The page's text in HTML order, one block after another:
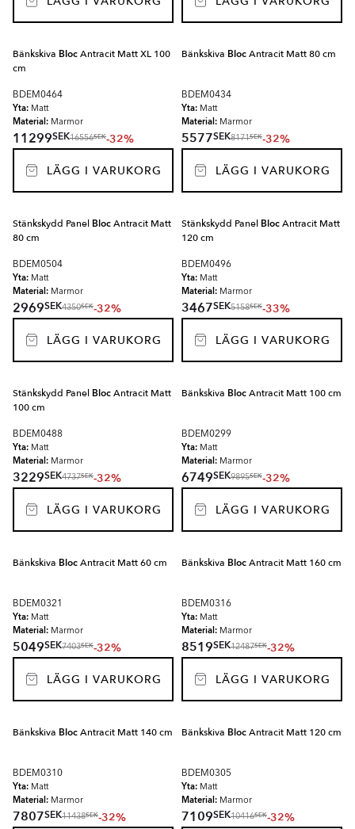
Bänkskiva BlocAntracit Matt XL 100
cm
BDEM0464
Yta: Matt
Material: Marmor
11299SEK16556SEK-32%
LÄGG I VARUKORG
Bänkskiva BlocAntracit Matt 80 cm
BDEM0434
Yta: Matt
Material: Marmor
5577SEK8171SEK-32%
LÄGG I VARUKORG
Stänkskydd Panel BlocAntracit Matt
80 cm
BDEM0504
Yta: Matt
Material: Marmor
2969SEK4350SEK-32%
LÄGG I VARUKORG
Stänkskydd Panel BlocAntracit Matt
120 cm
BDEM0496
Yta: Matt
Material: Marmor
3467SEK5158SEK-33%
LÄGG I VARUKORG
Stänkskydd Panel BlocAntracit Matt
100 cm
BDEM0488
Yta: Matt
Material: Marmor
3229SEK4737SEK-32%
LÄGG I VARUKORG
Bänkskiva BlocAntracit Matt 100 cm
BDEM0299
Yta: Matt
Material: Marmor
6749SEK9895SEK-32%
LÄGG I VARUKORG
Bänkskiva BlocAntracit Matt 60 cm
BDEM0321
Yta: Matt
Material: Marmor
5049SEK7403SEK-32%
LÄGG I VARUKORG
Bänkskiva BlocAntracit Matt 160 cm
BDEM0316
Yta: Matt
Material: Marmor
8519SEK12487SEK-32%
LÄGG I VARUKORG
Bänkskiva BlocAntracit Matt 140 cm
BDEM0310
Yta: Matt
Material: Marmor
7807SEK11438SEK-32%
Bänkskiva BlocAntracit Matt 120 cm
BDEM0305
Yta: Matt
Material: Marmor
7109SEK10416SEK-32%